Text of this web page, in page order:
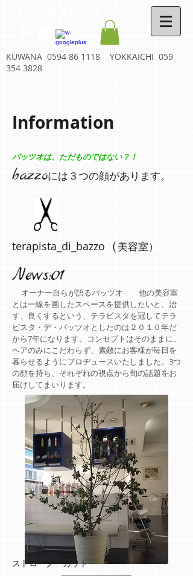
KUWANA 0594 86 1118 YOKKAICHI 059
354 3828
Information
バッツオは、ただものではない？！
bazzoには３つの顔があります。
​terapista_di_bazzo （美容室）
News:01
オーナー自らが語るバッツオ 他の美容室
とは一線を画したスペースを提供したいと、治
す、良くするという、テラピスタを冠してテラ
ピスタ・デ・バッツオとしたのは２０１０年だ
から7年になります。コンセプトはそのままに、
ヘアのみにこだわらず、素敵にお客様が毎日を
暮らせるようにプロヂュースいたしました。3つ
の顔を持ち、それぞれの視点から旬の話題をお
届けしてまいります。
​ストローク・カット